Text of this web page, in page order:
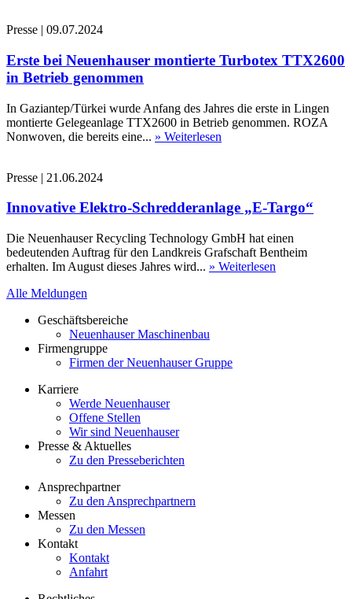
Presse | 09.07.2024
Erste bei Neuenhauser montierte Turbotex TTX2600
in Betrieb genommen
In Gaziantep/Türkei wurde Anfang des Jahres die erste in Lingen
montierte Gelegeanlage TTX2600 in Betrieb genommen. ROZA
Nonwoven, die bereits eine... » Weiterlesen
Presse | 21.06.2024
Innovative Elektro-Schredderanlage „E-Targo“
Die Neuenhauser Recycling Technology GmbH hat einen
bedeutenden Auftrag für den Landkreis Grafschaft Bentheim
erhalten. Im August dieses Jahres wird... » Weiterlesen
Alle Meldungen
Geschäftsbereiche
Neuenhauser Maschinenbau
Firmengruppe
Firmen der Neuenhauser Gruppe
Karriere
Werde Neuenhauser
Offene Stellen
Wir sind Neuenhauser
Presse & Aktuelles
Zu den Presseberichten
Ansprechpartner
Zu den Ansprechpartnern
Messen
Zu den Messen
Kontakt
Kontakt
Anfahrt